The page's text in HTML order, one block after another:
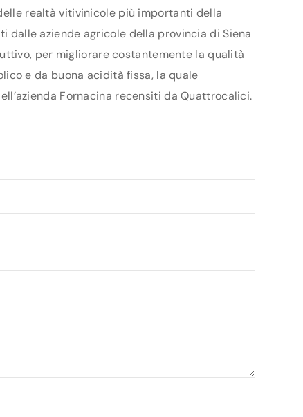
realtà vitivinicole più importanti della
dalle aziende agricole della provincia di Siena
per migliorare costantemente la qualità
e da buona acidità fissa, la quale
Fornacina recensiti da Quattrocalici.